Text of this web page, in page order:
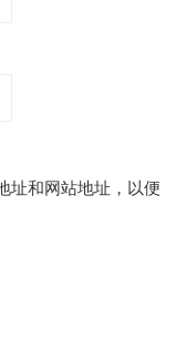
址和网站地址，以便